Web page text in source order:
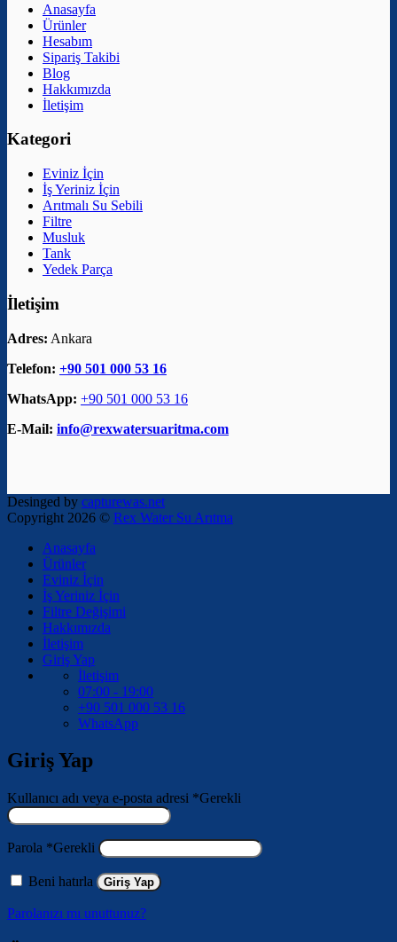
Anasayfa
Ürünler
Hesabım
Sipariş Takibi
Blog
Hakkımızda
İletişim
Kategori
Eviniz İçin
İş Yeriniz İçin
Arıtmalı Su Sebili
Filtre
Musluk
Tank
Yedek Parça
İletişim
Adres: Ankara
Telefon: +90 501 000 53 16
WhatsApp: +90 501 000 53 16
E-Mail: info@rexwatersuaritma.com
Desinged by capturewas.net
Copyright 2026 © Rex Water Su Arıtma
Anasayfa
Ürünler
Eviniz İçin
İş Yeriniz İçin
Filtre Değişimi
Hakkımızda
İletişim
Giriş Yap
İletişim
07:00 - 19:00
+90 501 000 53 16
WhatsApp
Giriş Yap
Kullanıcı adı veya e-posta adresi *Gerekli
Parola *Gerekli
Beni hatırla Giriş Yap
Parolanızı mı unuttunuz?